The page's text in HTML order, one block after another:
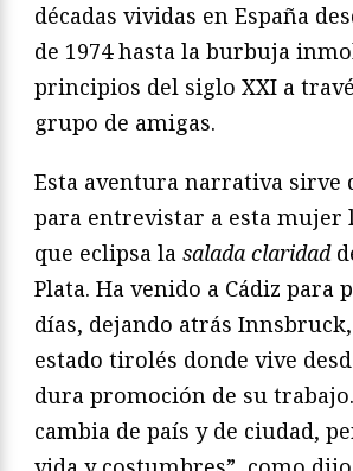
décadas vividas en España
de 1974 hasta la burbuja
principios del siglo XXI a
grupo de amigas.
Esta aventura narrativa sirve
para entrevistar a esta mujer
que eclipsa la salada claridad
Plata. Ha venido a Cádiz para
días, dejando atrás
estado tirolés donde vive
dura promoción de su
cambia de país y de ciudad,